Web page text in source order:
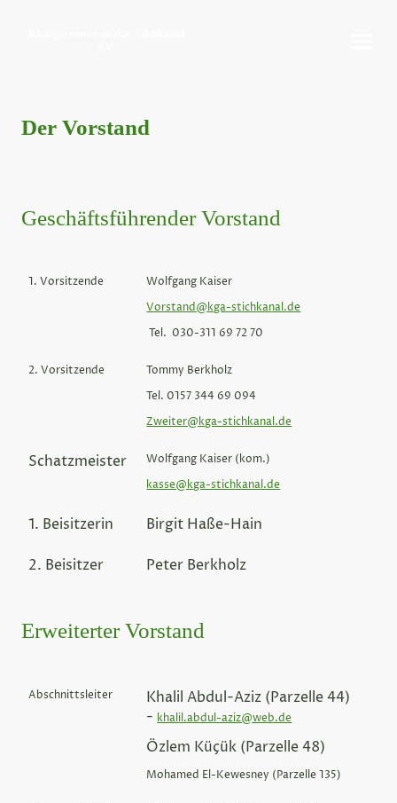
Der Vorstand
Geschäftsführender Vorstand
1. Vorsitzende
Wolfgang Kaiser
Vorstand@kga-stichkanal.de
Tel. 030-311 69 72 70
2. Vorsitzende
Tommy Berkholz
Tel. 0157 344 69 094
Zweiter@kga-stichkanal.de
Schatzmeister
Wolfgang Kaiser (kom.)
kasse@kga-stichkanal.de
1. Beisitzerin Birgit Haße-Hain
2. Beisitzer Peter Berkholz
Erweiterter Vorstand
Abschnittsleiter
Khalil Abdul-Aziz (Parzelle 44)
- khalil.abdul-aziz@web.de
Özlem Küçük (Parzelle 48)
Mohamed El-Kewesney (Parzelle 135)